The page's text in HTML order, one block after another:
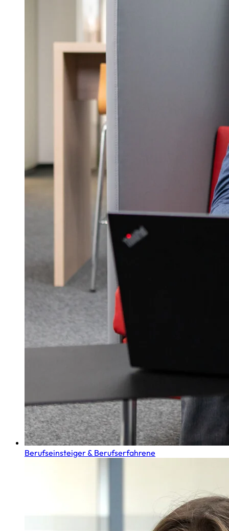
Berufseinsteiger & Berufserfahrene